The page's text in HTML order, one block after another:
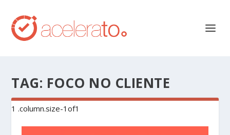
TAG: FOCO NO CLIENTE